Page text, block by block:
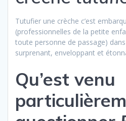
Tutufier une crèche c’est
(professionnelles de la petite
toute personne de passage)
surprenant, enveloppant et
Qu’est venu